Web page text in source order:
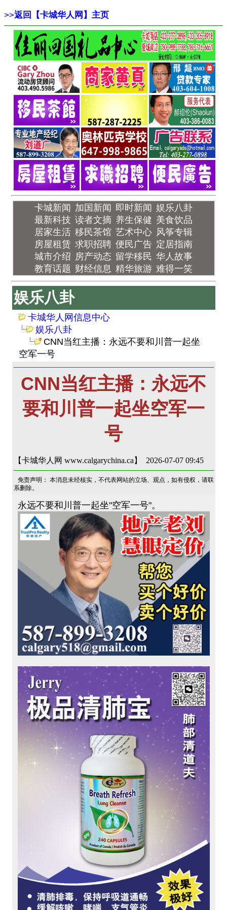
>>返回【卡城华人网】主页
卡城新闻 加国新闻 即时新闻 娱乐八卦
最新科技 读者文摘 养生保健 美食饮品
居家生活 移民茶馆 艺术中心 风筝专辑
房屋租赁 求职招聘 便民广告 定居指南
城市介绍 房产动态 留学移民 华人故事
教育话题 财经信息 精华旅游 难得一笑
娱乐八卦
卡城华人网信息中心
娱乐八卦
CNN当红主播：永远不要和川普一起坐
空军一号
CNN当红主播：永远不
要和川普一起坐空军一
号
【卡城华人网 www.calgarychina.ca】 2026-07-07 09:45
免责声明： 本消息未经核实，不代表网站的立场、观点，如有侵权，请联
系删除。
永远不要和川普一起坐"空军一号"。